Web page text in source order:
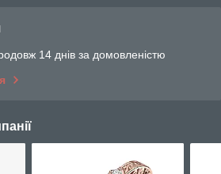
14 днів за домовленістю